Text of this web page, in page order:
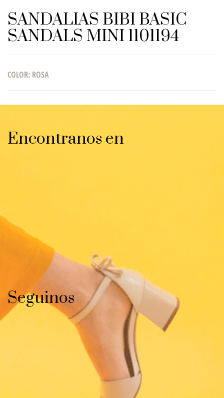
SANDALIAS BIBI BASIC
SANDALS MINI 1101194
COLOR: ROSA
Encontranos en
Seguinos